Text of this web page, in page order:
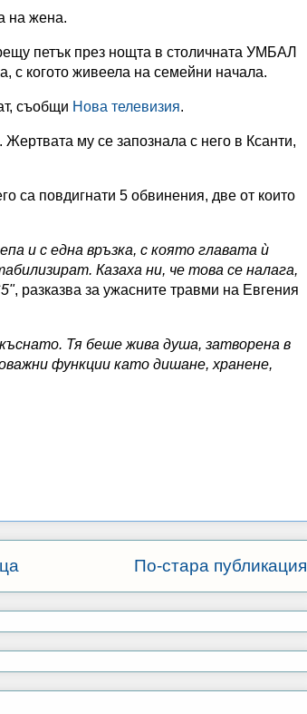
на жена.
петък през нощта в столичната УМБАЛ
когото живеела на семейни начала.
съобщи Нова телевизия.
му се запознала с него в Ксанти,
са повдигнати 5 обвинения, две от които
и с една връзка, с която главата ѝ
Казаха ни, че това се налага,
, разказва за ужасните травми на Евгения
Тя беше жива душа, затворена в
функции като дишане, хранене,
По-стара публикация